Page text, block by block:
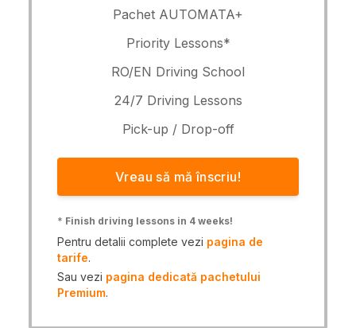
Pachet AUTOMATA+
Priority Lessons*
RO/EN Driving School
24/7 Driving Lessons
Pick-up / Drop-off
Vreau să mă înscriu!
* Finish driving lessons in 4 weeks!
Pentru detalii complete vezi pagina de
tarife.
Sau vezi pagina dedicată pachetului
Premium.